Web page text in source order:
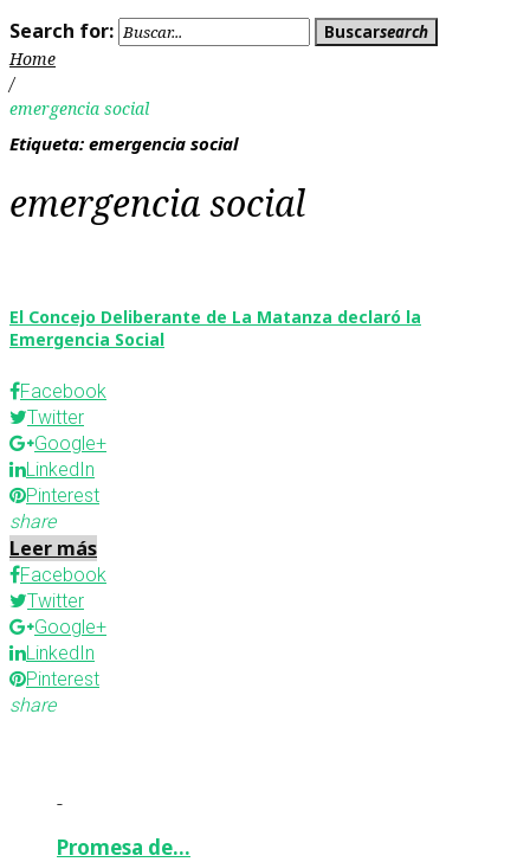
Search for:
Buscarsearch
Home
/
emergencia social
Etiqueta: emergencia social
emergencia social
El Concejo Deliberante de La Matanza declaró la
Emergencia Social
Facebook
Twitter
Google+
LinkedIn
Pinterest
share
Leer más
Facebook
Twitter
Google+
LinkedIn
Pinterest
share
-
Promesa de…